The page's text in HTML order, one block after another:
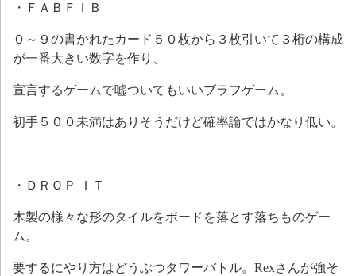
・ＦＡＢＦＩＢ
０～９の書かれたカード５０枚から３枚引いて３桁の構成
が一番大きい数字を作り、
宣言するゲームで嘘ついてもいいブラフゲーム。
初手５００未満はありそうだけど確率論ではかなり低い。
・ＤＲＯＰ ＩＴ
木製の様々な形のタイルをボードを落とす落ちものゲー
ム。
要するにやり方はどうぶつタワーバトル。Rexさんが強そ